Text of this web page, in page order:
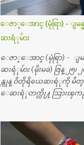
ေဇာ္ေအာင္ (မုံရြာ) - ျမန္
ဆးရံုမ်ား
ေဇာ္ေအာင္ (မုံရြာ) - ျမ
ဆးရံုမ်ား (မိုးမခ) ဇြန္ ၂၅၊
န္ကုန္ ဝိတိုရိယေဆးရံုကို မိ
ေဆးရံုတက္လို႔ သြားၾက
မ္းသြားလို႔ အရိုးအစားထိုး
တယ္။ အရိုးအထူးကု ဆရာဝ